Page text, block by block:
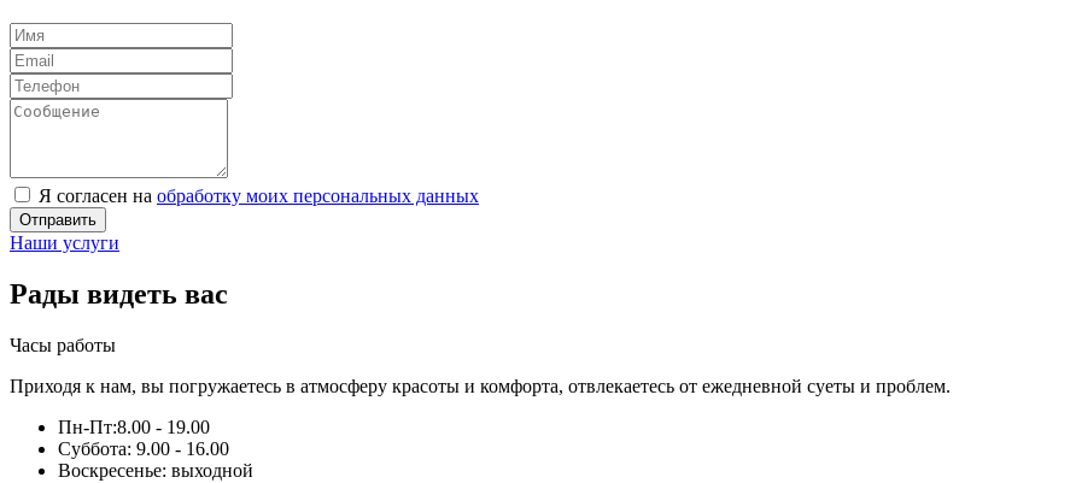
Я согласен на обработку моих персональных данных
Отправить
Наши услуги
Рады видеть вас
Часы работы
Приходя к нам, вы погружаетесь в атмосферу красоты и комфорта, отвлекаетесь от ежедневной суеты и проблем.
Пн-Пт:8.00 - 19.00
Суббота: 9.00 - 16.00
Воскресенье: выходной